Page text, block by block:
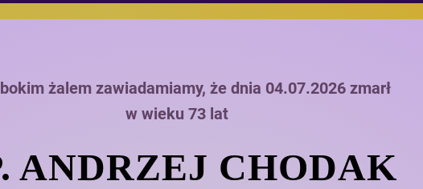
żalem zawiadamiamy, że dnia 04.07.2026 zmarł
w wieku 73 lat
ANDRZEJ CHODAK